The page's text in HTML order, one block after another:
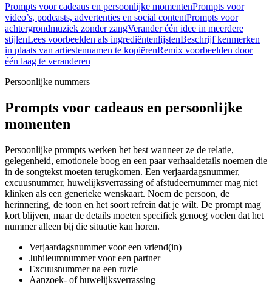
Prompts voor cadeaus en persoonlijke momentenPrompts voor
video’s, podcasts, advertenties en social contentPrompts voor
achtergrondmuziek zonder zangVerander één idee in meerdere
stijlenLees voorbeelden als ingrediëntenlijstenBeschrijf kenmerken
in plaats van artiestennamen te kopiërenRemix voorbeelden door
één laag te veranderen
Persoonlijke nummers
Prompts voor cadeaus en persoonlijke
momenten
Persoonlijke prompts werken het best wanneer ze de relatie,
gelegenheid, emotionele boog en een paar verhaaldetails noemen die
in de songtekst moeten terugkomen. Een verjaardagsnummer,
excuusnummer, huwelijksverrassing of afstudeernummer mag niet
klinken als een generieke wenskaart. Noem de persoon, de
herinnering, de toon en het soort refrein dat je wilt. De prompt mag
kort blijven, maar de details moeten specifiek genoeg voelen dat het
nummer alleen bij die situatie kan horen.
Verjaardagsnummer voor een vriend(in)
Jubileumnummer voor een partner
Excuusnummer na een ruzie
Aanzoek- of huwelijksverrassing